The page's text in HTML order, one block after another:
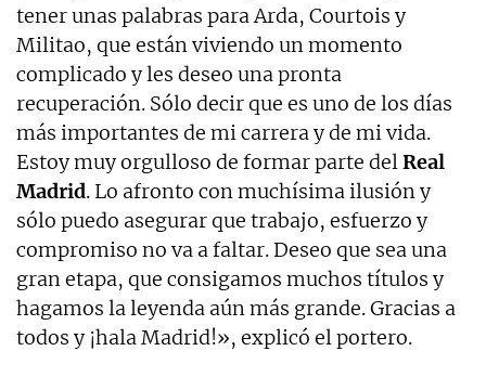
tener unas palabras para Arda, Courtois y
Militao, que están viviendo un momento
complicado y les deseo una pronta
recuperación. Sólo decir que es uno de los días
más importantes de mi carrera y de mi vida.
Estoy muy orgulloso de formar parte delReal
Madrid. Lo afronto con muchísima ilusión y
sólo puedo asegurar que trabajo, esfuerzo y
compromiso no va a faltar. Deseo que sea una
gran etapa, que consigamos muchos títulos y
hagamos la leyenda aún más grande. Gracias a
todos y ¡hala Madrid!», explicó el portero.